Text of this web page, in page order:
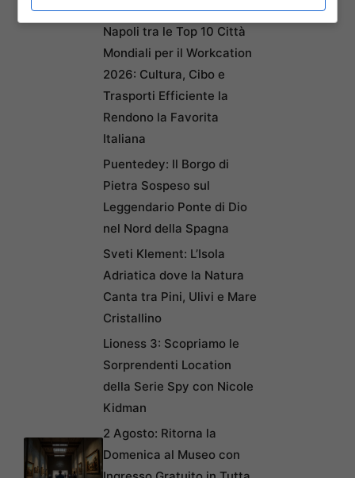
Napoli tra le Top 10 Città
Mondiali per il Workcation
2026: Cultura, Cibo e
Trasporti Efficiente la
Rendono la Favorita
Italiana
Puentedey: Il Borgo di
Pietra Sospeso sul
Leggendario Ponte di Dio
nel Nord della Spagna
Sveti Klement: L’Isola
Adriatica dove la Natura
Canta tra Pini, Ulivi e Mare
Cristallino
Lioness 3: Scopriamo le
Sorprendenti Location
della Serie Spy con Nicole
Kidman
2 Agosto: Ritorna la
Domenica al Museo con